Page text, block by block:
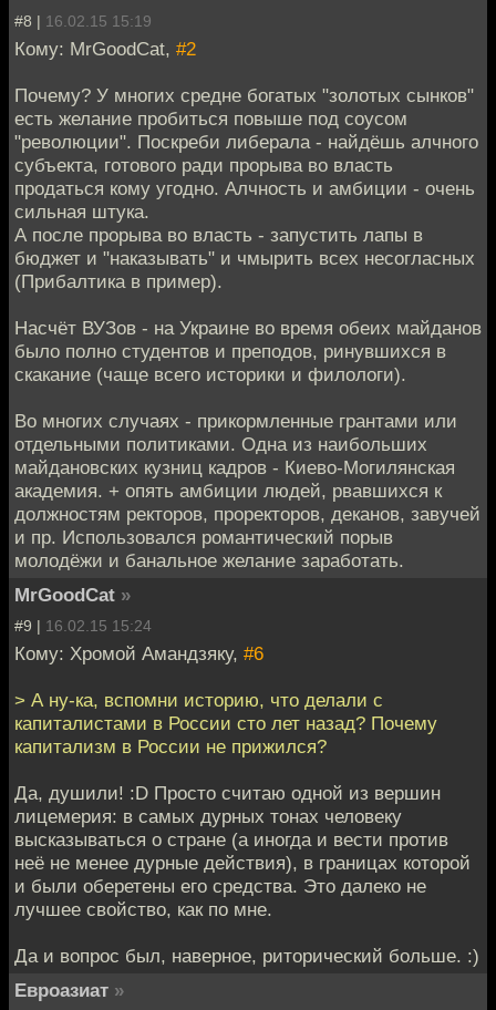
#8 | 16.02.15 15:19
Кому: MrGoodCat, #2
Почему? У многих средне богатых "золотых сынков"
есть желание пробиться повыше под соусом
"революции". Поскреби либерала - найдёшь алчного
субъекта, готового ради прорыва во власть
продаться кому угодно. Алчность и амбиции - очень
сильная штука.
А после прорыва во власть - запустить лапы в
бюджет и "наказывать" и чмырить всех несогласных
(Прибалтика в пример).
Насчёт ВУЗов - на Украине во время обеих майданов
было полно студентов и преподов, ринувшихся в
скакание (чаще всего историки и филологи).
Во многих случаях - прикормленные грантами или
отдельными политиками. Одна из наибольших
майдановских кузниц кадров - Киево-Могилянская
академия. + опять амбиции людей, рвавшихся к
должностям ректоров, проректоров, деканов, завучей
и пр. Использовался романтический порыв
молодёжи и банальное желание заработать.
MrGoodCat »
#9 | 16.02.15 15:24
Кому: Хромой Амандзяку, #6
> А ну-ка, вспомни историю, что делали с
капиталистами в России сто лет назад? Почему
капитализм в России не прижился?
Да, душили! :D Просто считаю одной из вершин
лицемерия: в самых дурных тонах человеку
высказываться о стране (а иногда и вести против
неё не менее дурные действия), в границах которой
и были оберетены его средства. Это далеко не
лучшее свойство, как по мне.
Да и вопрос был, наверное, риторический больше. :)
Евроазиат »